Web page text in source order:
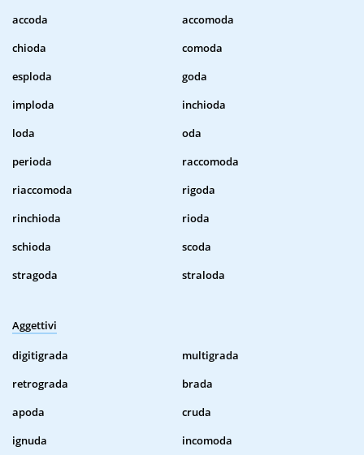
accoda
accomoda
chioda
comoda
esploda
goda
imploda
inchioda
loda
oda
perioda
raccomoda
riaccomoda
rigoda
rinchioda
rioda
schioda
scoda
stragoda
straloda
Aggettivi
digitigrada
multigrada
retrograda
brada
apoda
cruda
ignuda
incomoda